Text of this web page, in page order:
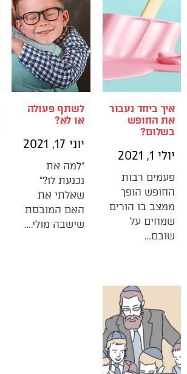
איך ביחד נעבור
את החופש
בשלום?
יולי 1, 2021
פעמים רבות
החופש הופך
ממצב בו הורים
שמחים על
שובם…
לשתף פעולה
או לא?
יוני 17, 2021
“למה את
נכנעת לו?”
שאלתי את
האם המובסת
שישבה מולי.…